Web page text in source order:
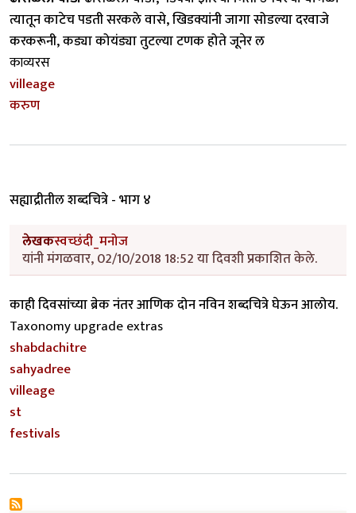
त्यातून काटेच पडती सरकले वासे, खिडक्यांनी जागा सोडल्या दरवाजे
करकरूनी, कड्या कोयंड्या तुटल्या टणक होते जूनेर ल
काव्यरस
villeage
करुण
सह्याद्रीतील शब्दचित्रे - भाग ४
लेखकस्वच्छंदी_मनोज
यांनी मंगळवार, 02/10/2018 18:52 या दिवशी प्रकाशित केले.
काही दिवसांच्या ब्रेक नंतर आणिक दोन नविन शब्दचित्रे घेऊन आलोय.
Taxonomy upgrade extras
shabdachitre
sahyadree
villeage
st
festivals